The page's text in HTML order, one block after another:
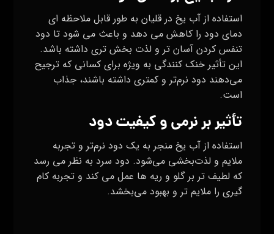
استفاده از آب یخ در قلیان به طور قابل ملاحظه‌ ای
دمای دود را کاهش می‌ دهد و باعث می‌ شود تا دود
تنفس کردن آسان‌ تر و لذت‌ بخش‌ تری داشته باشد.
این تأثیر خنک‌ کنندگی به ویژه برای کسانی که ترجیح
می‌دهند دود نرم‌تر و کمتری داشته باشند، جذاب
است.
تأثیر بر نرمی و کیفیت دود
استفاده از آب یخ منجر به یک دود نرم‌تر و تجربه
ملایم و لذت‌بخشی می‌شود. دود سرد به نظر می‌ رسد
که لطیف‌ تر بر گلو و ریه‌ ها عمل می‌ کند و تجربه کام
گیری را ملایم تر و بهبود می‌بخشد.